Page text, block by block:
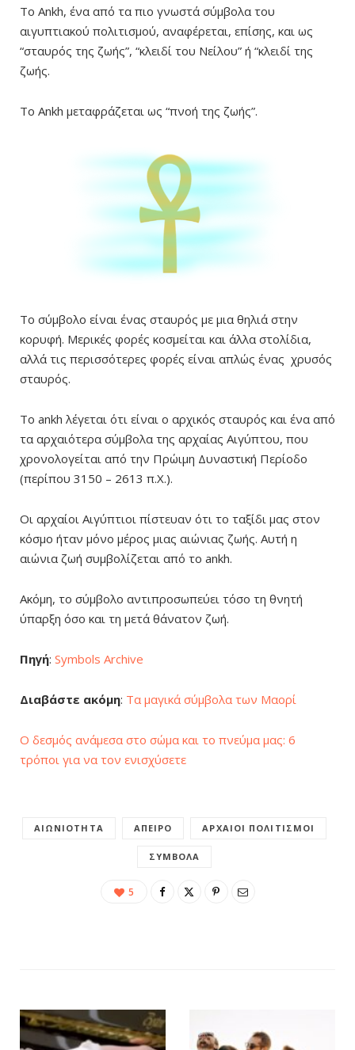
Το Ankh, ένα από τα πιο γνωστά σύμβολα του
αιγυπτιακού πολιτισμού, αναφέρεται, επίσης, και ως
“σταυρός της ζωής”, “κλειδί του Νείλου” ή “κλειδί της
ζωής.
Το Ankh μεταφράζεται ως “πνοή της ζωής”.
Το σύμβολο είναι ένας σταυρός με μια θηλιά στην
κορυφή. Μερικές φορές κοσμείται και άλλα στολίδια,
αλλά τις περισσότερες φορές είναι απλώς ένας χρυσός
σταυρός.
Το ankh λέγεται ότι είναι ο αρχικός σταυρός και ένα από
τα αρχαιότερα σύμβολα της αρχαίας Αιγύπτου, που
χρονολογείται από την Πρώιμη Δυναστική Περίοδο
(περίπου 3150 – 2613 π.Χ.).
Οι αρχαίοι Αιγύπτιοι πίστευαν ότι το ταξίδι μας στον
κόσμο ήταν μόνο μέρος μιας αιώνιας ζωής. Αυτή η
αιώνια ζωή συμβολίζεται από το ankh.
Ακόμη, το σύμβολο αντιπροσωπεύει τόσο τη θνητή
ύπαρξη όσο και τη μετά θάνατον ζωή.
Πηγή: Symbols Archive
Διαβάστε ακόμη: Τα μαγικά σύμβολα των Μαορί
Ο δεσμός ανάμεσα στο σώμα και το πνεύμα μας: 6
τρόποι για να τον ενισχύσετε
ΑΙΩΝΙΌΤΗΤΑ ΆΠΕΙΡΟ ΑΡΧΑΊΟΙ ΠΟΛΙΤΙΣΜΟΊ
ΣΎΜΒΟΛΑ
5